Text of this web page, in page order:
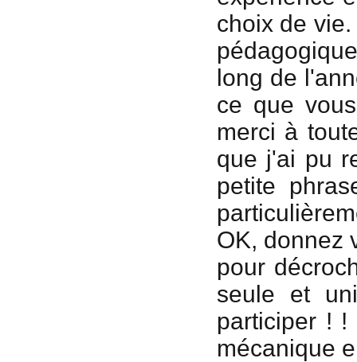
choix de
long de
ce que
merci à
que j'ai pu
petite
OK, donnez
pour
seule et
participer ! !
mécanique